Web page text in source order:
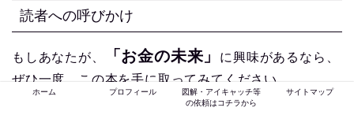
読者への呼びかけ
もしあなたが、 「お金の未来」
に興味があるなら、
ぜひ一度、この本を手に取ってみてください。
きっと、あなたも「お金」に対する考え方が、大きく
ホーム プロフィール
図解・アイキャッチ等
の依頼はコチラから
サイトマップ